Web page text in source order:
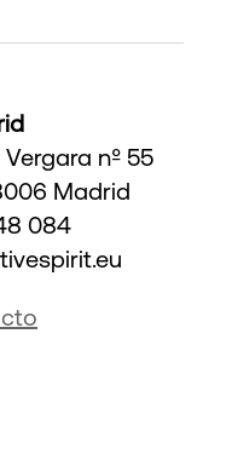
nº 55
Madrid
084